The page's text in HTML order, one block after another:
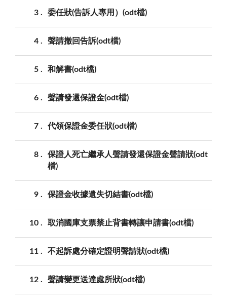
3 委任狀(告訴人專用）(odt檔)
4 聲請撤回告訴(odt檔)
5 和解書(odt檔)
6 聲請發還保證金(odt檔)
7 代領保證金委任狀(odt檔)
8
保證人死亡繼承人聲請發還保證金聲請狀(odt
檔)
9 保證金收據遺失切結書(odt檔)
10 取消國庫支票禁止背書轉讓申請書(odt檔)
11 不起訴處分確定證明聲請狀(odt檔)
12 聲請變更送達處所狀(odt檔)